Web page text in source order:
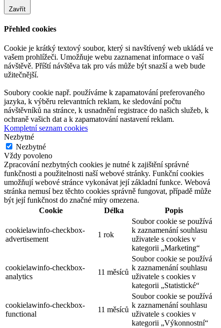
Zavřít
Přehled cookies
Cookie je krátký textový soubor, který si navštívený web ukládá ve
vašem prohlížeči. Umožňuje webu zaznamenat informace o vaší
návštěvě. Příští návštěva tak pro vás může být snazší a web bude
užitečnější.
Soubory cookie např. používáme k zapamatování preferovaného
jazyka, k výběru relevantních reklam, ke sledování počtu
návštěvníků na stránce, k usnadnění registrace do našich služeb, k
ochraně vašich dat a k zapamatování nastavení reklam.
Kompletní seznam cookies
Nezbytné
Nezbytné
Vždy povoleno
Zpracování nezbytných cookies je nutné k zajištění správné
funkčnosti a použitelnosti naší webové stránky. Funkční cookies
umožňují webové stránce vykonávat její základní funkce. Webová
stránka nemusí bez těchto cookies správně fungovat, případě může
být její funkčnost do značné míry omezena.
Cookie
Délka Popis
cookielawinfo-checkbox-
advertisement
1 rok
Soubor cookie se používá
k zaznamenání souhlasu
uživatele s cookies v
kategorii „Marketing“
cookielawinfo-checkbox-
analytics
11 měsíců
Soubor cookie se používá
k zaznamenání souhlasu
uživatele s cookies v
kategorii „Statistické“
cookielawinfo-checkbox-
functional
11 měsíců
Soubor cookie se používá
k zaznamenání souhlasu
uživatele s cookies v
kategorii „Výkonnostní“